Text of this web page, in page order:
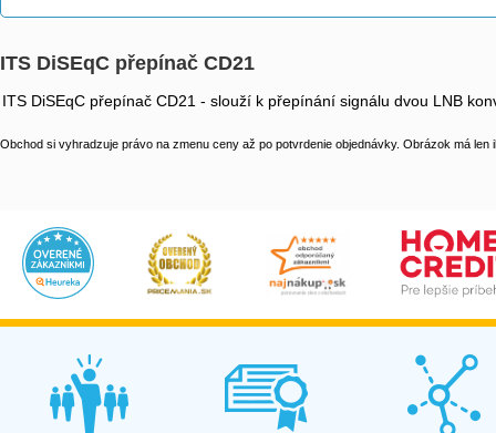
ITS DiSEqC přepínač CD21
ITS DiSEqC přepínač CD21 - slouží k přepínání signálu dvou LNB
Obchod si vyhradzuje právo na zmenu ceny až po potvrdenie objednávky. Obrázok má len